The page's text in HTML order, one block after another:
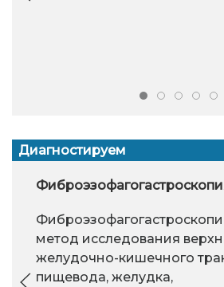
Диагностируем
метод исследования
желудочно-кишечного
пищевода, желудка,